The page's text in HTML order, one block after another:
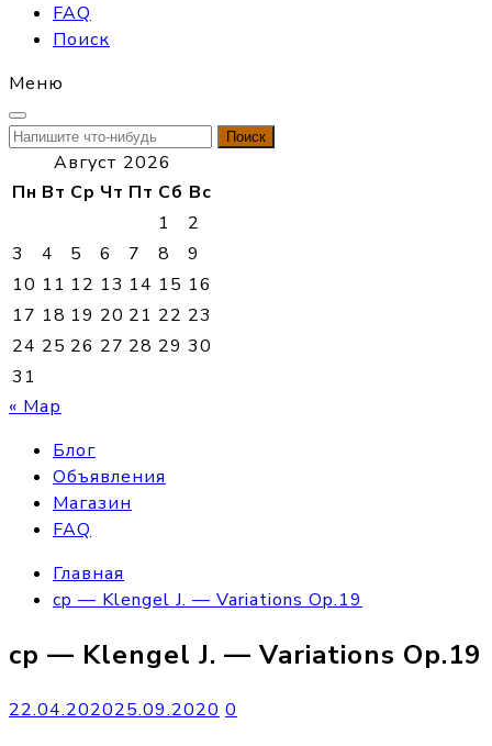
FAQ
Поиск
Меню
Найти:
Август 2026
Пн Вт Ср Чт Пт Сб Вс
1
2
3
4 5 6 7 8
9
10 11 12 13 14 15 16
17 18 19 20 21 22 23
24 25 26 27 28 29 30
31
« Мар
Блог
Объявления
Магазин
FAQ
Главная
cp — Klengel J. — Variations Op.19
cp — Klengel J. — Variations Op.19
22.04.202025.09.2020 0